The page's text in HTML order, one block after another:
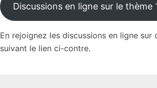
Discussions en ligne sur le thème
En rejoignez les discussions en ligne sur
suivant le lien ci-contre.